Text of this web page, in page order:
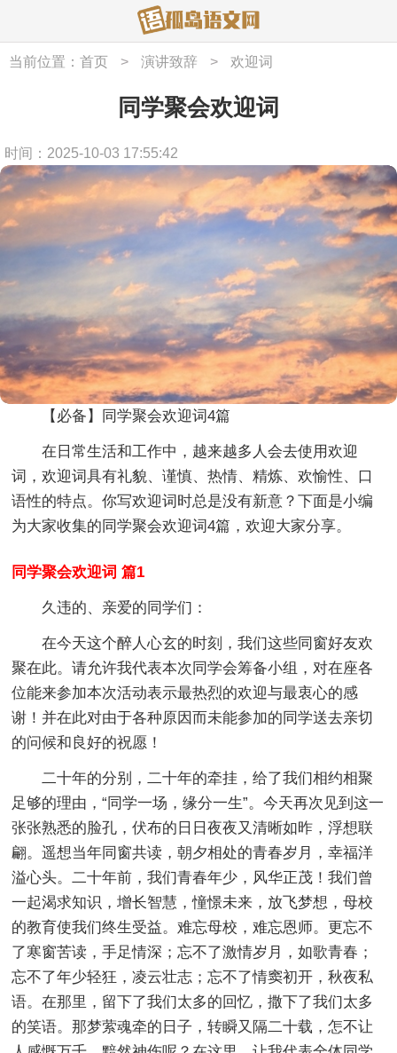
当前位置： 首页 > 演讲致辞 > 欢迎词
同学聚会欢迎词
时间：2025-10-03 17:55:42
【必备】同学聚会欢迎词4篇
在日常生活和工作中，越来越多人会去使用欢迎
词，欢迎词具有礼貌、谨慎、热情、精炼、欢愉性、口
语性的特点。你写欢迎词时总是没有新意？下面是小编
为大家收集的同学聚会欢迎词4篇，欢迎大家分享。
同学聚会欢迎词 篇1
久违的、亲爱的同学们：
在今天这个醉人心玄的时刻，我们这些同窗好友欢
聚在此。请允许我代表本次同学会筹备小组，对在座各
位能来参加本次活动表示最热烈的欢迎与最衷心的感
谢！并在此对由于各种原因而未能参加的同学送去亲切
的问候和良好的祝愿！
二十年的分别，二十年的牵挂，给了我们相约相聚
足够的理由，“同学一场，缘分一生”。今天再次见到这一
张张熟悉的脸孔，伏布的日日夜夜又清晰如昨，浮想联
翩。遥想当年同窗共读，朝夕相处的青春岁月，幸福洋
溢心头。二十年前，我们青春年少，风华正茂！我们曾
一起渴求知识，增长智慧，憧憬未来，放飞梦想，母校
的教育使我们终生受益。难忘母校，难忘恩师。更忘不
了寒窗苦读，手足情深；忘不了激情岁月，如歌青春；
忘不了年少轻狂，凌云壮志；忘不了情窦初开，秋夜私
语。在那里，留下了我们太多的回忆，撒下了我们太多
的笑语。那梦萦魂牵的日子，转瞬又隔二十载，怎不让